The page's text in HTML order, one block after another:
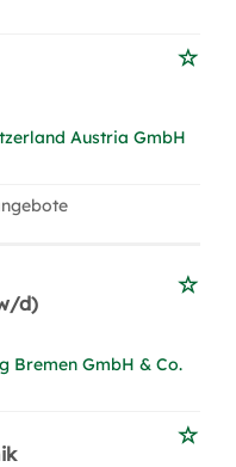
Austria GmbH
d)
Bremen GmbH & Co.